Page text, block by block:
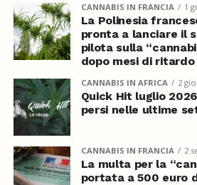
CANNABIS IN FRANCIA 1
La Polinesia
pronta a lanciare il
pilota sulla
dopo mesi di ritardo
CANNABIS IN AFRICA 2
Quick Hit luglio
persi nelle ultime
CANNABIS IN FRANCIA 2
La multa per la
portata a 500 euro